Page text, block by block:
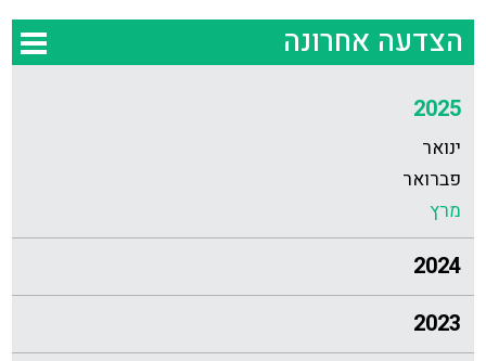
הצדעה אחרונה
2025
ינואר
פברואר
מרץ
2024
2023